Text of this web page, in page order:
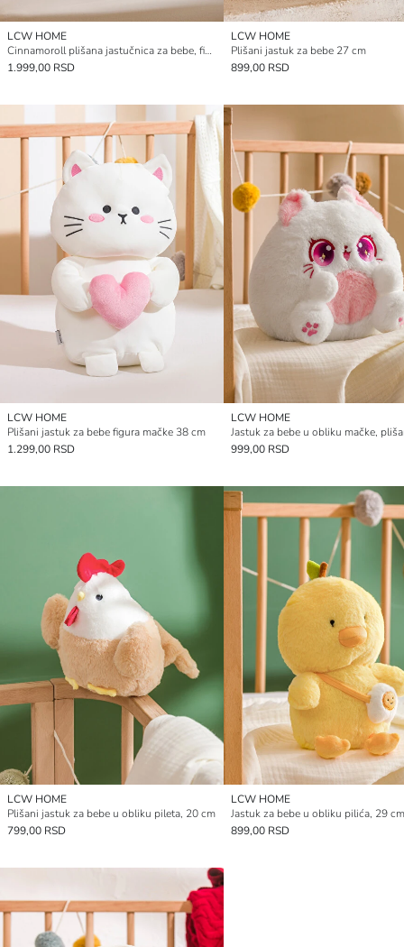
LCW HOME
Cinnamoroll plišana jastučnica za bebe, figura, 28 cm
1.999,00 RSD
LCW HOME
Plišani jastuk za bebe 27 cm
899,00 RSD
LCW HOME
Plišani jastuk za bebe figura mačke 38 cm
1.299,00 RSD
LCW HOME
999,00 RSD
LCW HOME
Plišani jastuk za bebe u obliku pileta, 20 cm
799,00 RSD
LCW HOME
Jastuk za bebe u obliku pilića, 29 cm
899,00 RSD